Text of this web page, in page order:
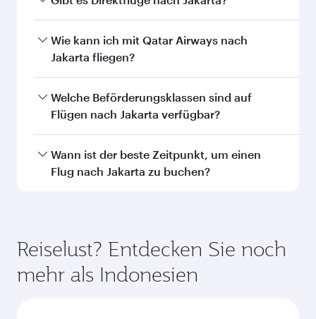
Das könnte Sie auch
interessieren...
Economy
Von EUR 405
10 Aug. 2026 - 09 Sep. 2026
Economy
Von EUR 411